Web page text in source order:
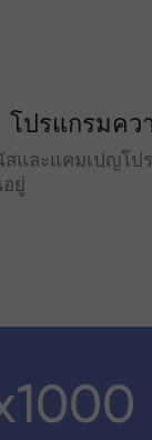
โปรแกรมคว
สและแคมเปญโป
ยู่